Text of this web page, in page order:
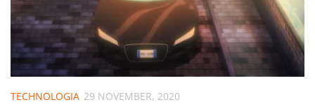
TECHNOLOGIA 29 NOVEMBER, 2020